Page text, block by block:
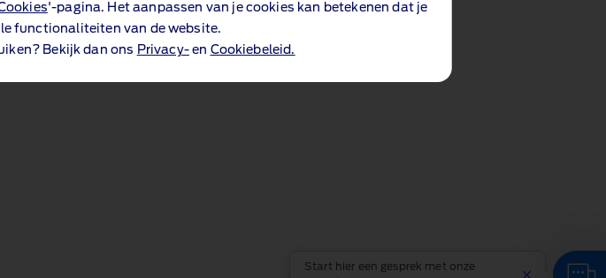
'-pagina. Het aanpassen van je cookies kan betekenen dat je
functionaliteiten van de website.
Bekijk dan ons Privacy-en Cookiebeleid.
Start hier een gesprek met onze